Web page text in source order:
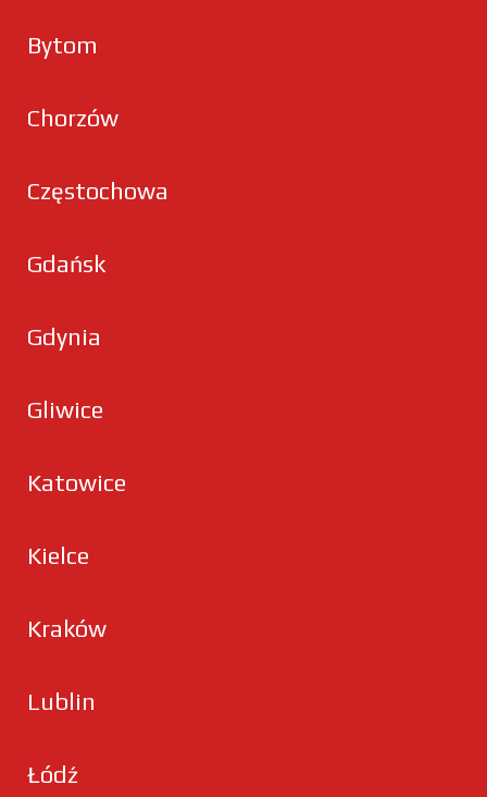
Bytom
Chorzów
Częstochowa
Gdańsk
Gdynia
Gliwice
Katowice
Kielce
Kraków
Lublin
Łódź